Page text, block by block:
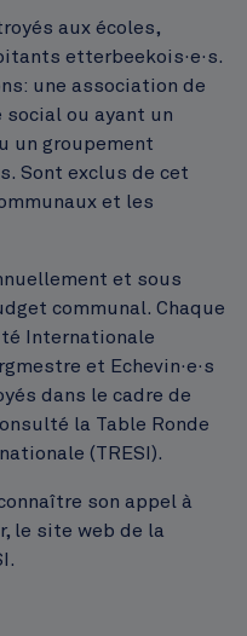
aux écoles,
etterbeekois·e·s.
une association de
social ou ayant un
un groupement
Sont exclus de cet
et les
et sous
communal. Chaque
Internationale
et Echevin·e·s
dans le cadre de
la Table Ronde
(TRESI).
son appel à
le site web de la